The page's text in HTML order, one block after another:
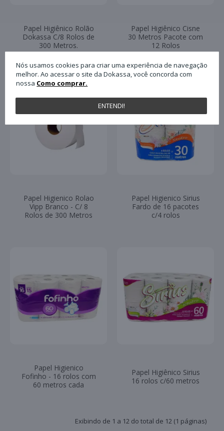
Papel Higiênico Rolão
Dokassa C/8 Rolos de
300 Metros.
Papel Higiênico Cisne
30 Metros Pacote com
12 Rolos
Papel Higienico Rolao
Vipp Branco - C/ 8
Rolos de 300 Metros
Papel Higienico Sirius
Fardo de 16 pacotes
c/4 rolos
Papel Higienico
Fofinho - 16 rolos com
60 metros cada
Papel Higiênico Sirius
16 rolos c/60 metros
Exibindo de 1 a 12 do total de 12 (1 páginas)
Nós usamos cookies para criar uma experiência de navegação
melhor. Ao acessar o site da Dokassa, você concorda com
nossa Como comprar.
ENTENDI!